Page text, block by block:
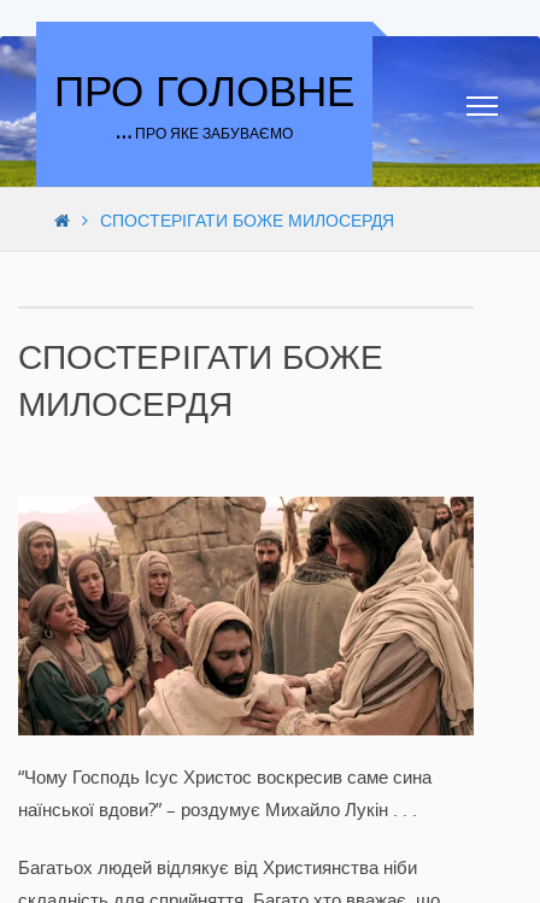
Skip to content
ПРО ГОЛОВНЕ
… ПРО ЯКЕ ЗАБУВАЄМО
СПОСТЕРІГАТИ БОЖЕ МИЛОСЕРДЯ
СПОСТЕРІГАТИ БОЖЕ
МИЛОСЕРДЯ
“Чому Господь Ісус Христос воскресив саме сина
наїнської вдови?” – роздумує Михайло Лукін . . .
Багатьох людей відлякує від Християнства ніби